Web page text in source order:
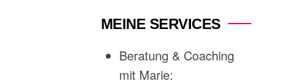
MEINE SERVICES
Beratung & Coaching
mit Marie: